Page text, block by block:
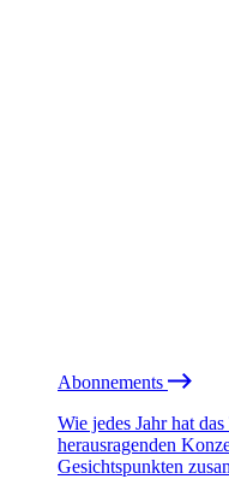
Abonnements
Wie jedes Jahr hat
herausragenden
Gesichtspunkten